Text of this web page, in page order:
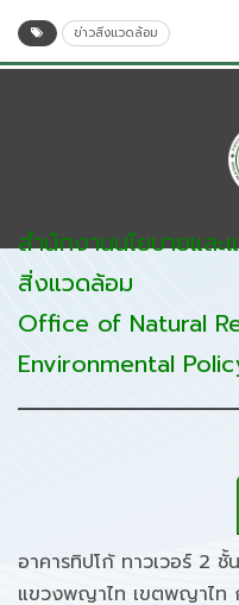
ข่าวสิ่งแวดล้อม
สำนักงานนโยบายแล
สิ่งแวดล้อม
Office of Natural
Environmental
อาคารทิปโก้ ทาวเวอร์ 2
แขวงพญาไท เขตพญาไท